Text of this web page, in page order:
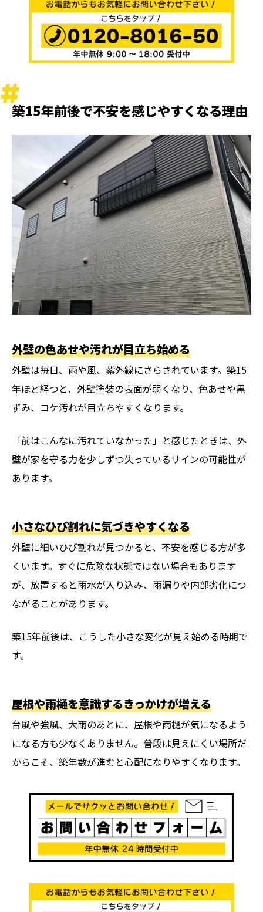
築15年前後で不安を感じやすくなる理由
外壁の色あせや汚れが目立ち始める
外壁は毎日、雨や風、紫外線にさらされています。築15
年ほど経つと、外壁塗装の表面が弱くなり、色あせや黒
ずみ、コケ汚れが目立ちやすくなります。
「前はこんなに汚れていなかった」と感じたときは、外
壁が家を守る力を少しずつ失っているサインの可能性が
あります。
小さなひび割れに気づきやすくなる
外壁に細いひび割れが見つかると、不安を感じる方が多
くいます。すぐに危険な状態ではない場合もあります
が、放置すると雨水が入り込み、雨漏りや内部劣化につ
ながることがあります。
築15年前後は、こうした小さな変化が見え始める時期で
す。
屋根や雨樋を意識するきっかけが増える
台風や強風、大雨のあとに、屋根や雨樋が気になるよう
になる方も少なくありません。普段は見えにくい場所だ
からこそ、築年数が進むと心配になりやすくなります。